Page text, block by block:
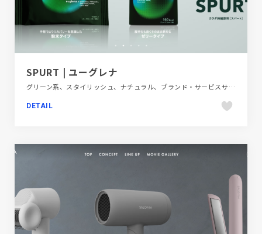
SPURT | ユーグレナ
グリーン系、スタイリッシュ、ナチュラル、ブランド・サービスサイト、大きめ写真、飲料・食品
DETAIL